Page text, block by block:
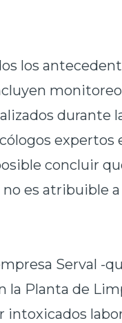
los
durante
expertos
concluir
es atribuible
Serval -
Planta de
intoxicados